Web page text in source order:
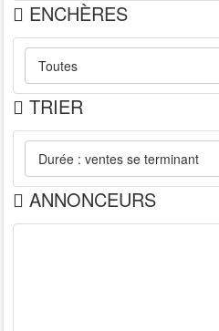
ENCHÈRES
TRIER
ANNONCEURS